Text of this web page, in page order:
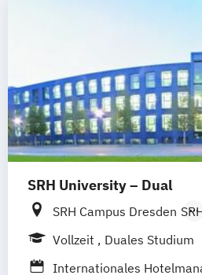
SRH University – Dual
SRH Campus Dresden
SRH Campus Hamburg
Vollzeit
Duales Studium
Internationales